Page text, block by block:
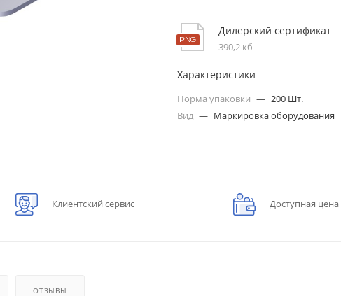
Дилерский сертификат
390,2 кб
Характеристики
Норма упаковки — 200 Шт.
Вид — Маркировка оборудования
Клиентский сервис Доступная цена
ОТЗЫВЫ